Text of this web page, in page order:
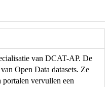
van DCAT-AP. De
Open Data datasets. Ze
portalen vervullen een